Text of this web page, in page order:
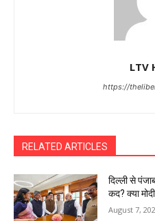
LTV
https://
RELATED ARTICLES
दिल्ली से
कद? क्या
August 7,